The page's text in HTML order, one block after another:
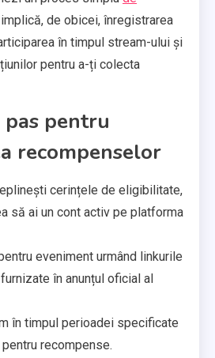
de obicei, înregistrarea
în timpul stream-ului și
pentru a-ți colecta
pas pentru
recompenselor
cerințele de eligibilitate,
să ai un cont activ pe platforma
eveniment urmând linkurile
în anunțul oficial al
în timpul perioadei specificate
recompense.